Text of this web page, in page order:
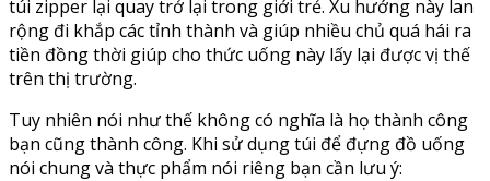
túi zipper lại quay trở lại trong giới trẻ. Xu hướng này lan
rộng đi khắp các tỉnh thành và giúp nhiều chủ quá hái ra
tiền đồng thời giúp cho thức uống này lấy lại được vị thế
trên thị trường.
Tuy nhiên nói như thế không có nghĩa là họ thành công
bạn cũng thành công. Khi sử dụng túi để đựng đồ uống
nói chung và thực phẩm nói riêng bạn cần lưu ý: